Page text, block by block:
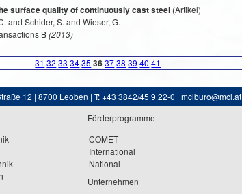
surface quality of continuously cast steel(Artikel)
and Schider, S. and Wieser, G.
B(2013)
31 32 33 3435 363738 39 40 41
12 | 8700 Leoben | T: +43 3842/45 9 22-0 | mclburo@mcl.at
Förderprogramme
COMET
International
National
Unternehmen